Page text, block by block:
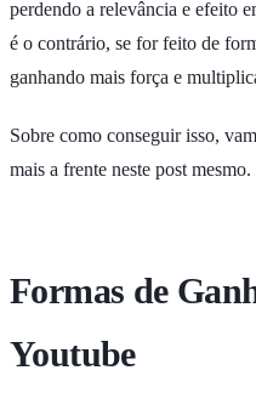
perdendo a relevância e efeito
é o contrário, se for feito de
ganhando mais força e
Sobre como conseguir isso,
mais a frente neste post mesmo.
Formas de
Youtube